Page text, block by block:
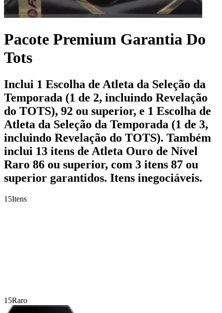
Pacote Premium Garantia Do
Tots
Inclui 1 Escolha de Atleta da Seleção da
Temporada (1 de 2, incluindo Revelação
do TOTS), 92 ou superior, e 1 Escolha de
Atleta da Seleção da Temporada (1 de 3,
incluindo Revelação do TOTS). Também
inclui 13 itens de Atleta Ouro de Nível
Raro 86 ou superior, com 3 itens 87 ou
superior garantidos. Itens inegociáveis.
15Itens
15Raro